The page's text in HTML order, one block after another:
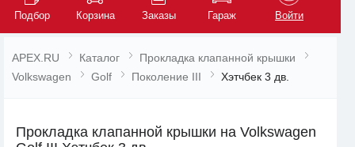
Подбор Корзина Заказы Гараж Войти
APEX.RU Каталог
Прокладка клапанной крышки
Volkswagen
Golf Поколение III Хэтчбек 3 дв.
Прокладка клапанной крышки на Volkswagen